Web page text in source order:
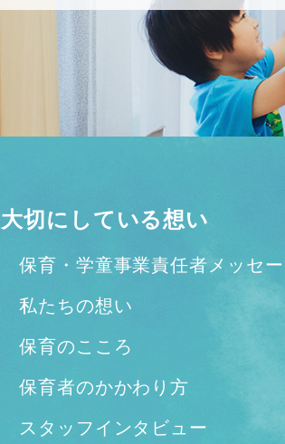
大切にしている想い
保育・学童事業責任者メッセ
私たちの想い
保育のこころ
保育者のかかわり方
スタッフインタビュー